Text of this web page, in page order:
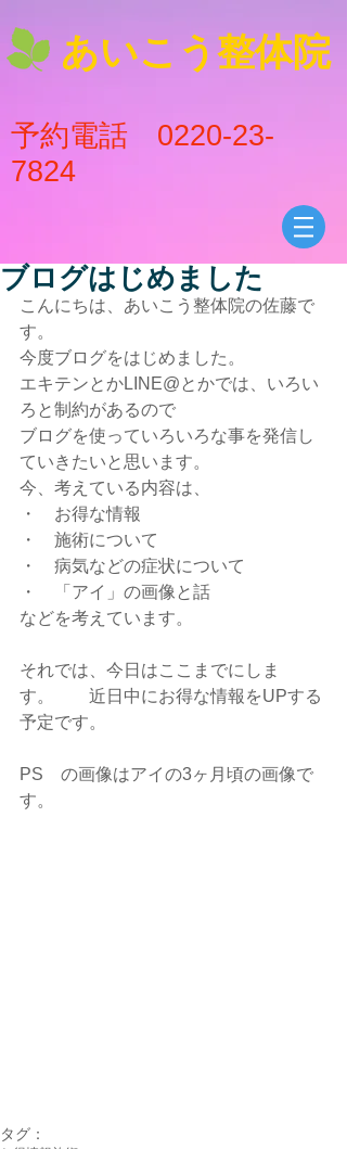
あいこう整体院
予約電話 0220-23-
7824
ブログはじめました
こんにちは、あいこう整体院の佐藤で
す。
今度ブログをはじめました。
エキテンとかLINE@とかでは、いろい
ろと制約があるので
ブログを使っていろいろな事を発信し
ていきたいと思います。
今、考えている内容は、
・　お得な情報
・　施術について
・　病気などの症状について
・　「アイ」の画像と話
などを考えています。
それでは、今日はここまでにしま
す。　　近日中にお得な情報をUPする
予定です。
PS　の画像はアイの3ヶ月頃の画像で
す。
タグ：